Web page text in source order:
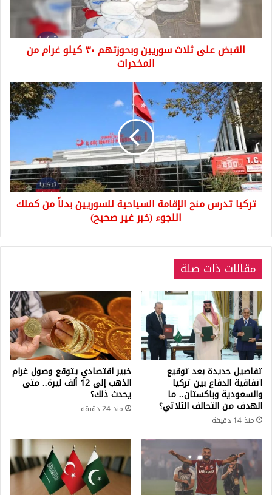
من
المخدرات
القبض على ثلاث سوريين وبحوزتهم ٣٠ كيلو غرام من
المخدرات
تركيا
تدرس
منح
الإقامة
السياحية
للسوريين
بدلاً
من
كملك
اللجوء
صحيح)
تركيا تدرس منح الإقامة السياحية للسوريين بدلاً من كملك
اللجوء (خبر غير صحيح)
مقالات ذات صلة
تفاصيل جديدة بعد توقيع
اتفاقية الدفاع بين تركيا
والسعودية وباكستان.. ما
الهدف من التحالف الثلاثي؟
منذ 14 دقيقة
خبير اقتصادي يتوقع وصول غرام
الذهب إلى 12 ألف ليرة.. متى
يحدث ذلك؟
منذ 24 دقيقة